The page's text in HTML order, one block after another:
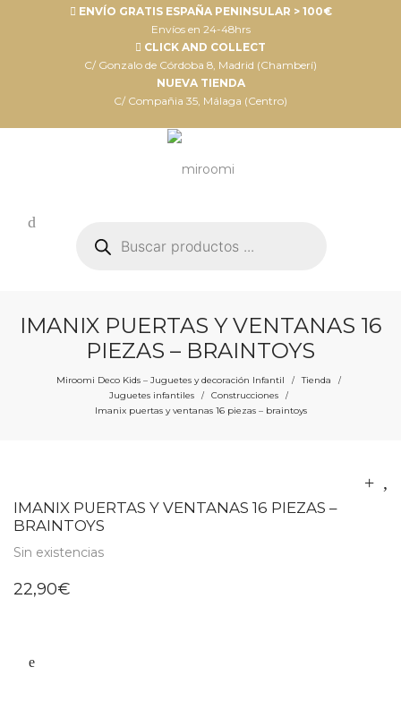
ENVÍO GRATIS ESPAÑA PENINSULAR > 100€
Envíos en 24-48hrs
CLICK AND COLLECT
C/ Gonzalo de Córdoba 8, Madrid (Chamberí)
NUEVA TIENDA
C/ Compañia 35, Málaga (Centro)
productos
IMANIX PUERTAS Y VENTANAS 16
PIEZAS – BRAINTOYS
Miroomi Deco Kids – Juguetes y decoración Infantil / Tienda /
Juguetes infantiles / Construcciones /
Imanix puertas y ventanas 16 piezas – braintoys
IMANIX PUERTAS Y VENTANAS 16 PIEZAS –
BRAINTOYS
Sin existencias
22,90€